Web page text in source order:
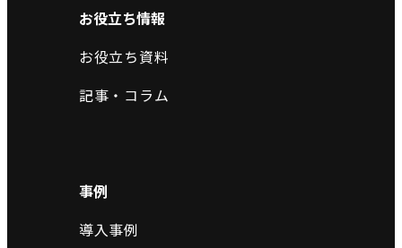
お役立ち情報
お役立ち資料
記事・コラム
事例
導入事例